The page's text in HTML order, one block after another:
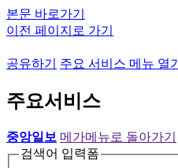
본문 바로가기
이전 페이지로 가기
공유하기 주요 서비스 메뉴 열기
주요서비스
중앙일보 메가메뉴로 돌아가기
검색어 입력폼